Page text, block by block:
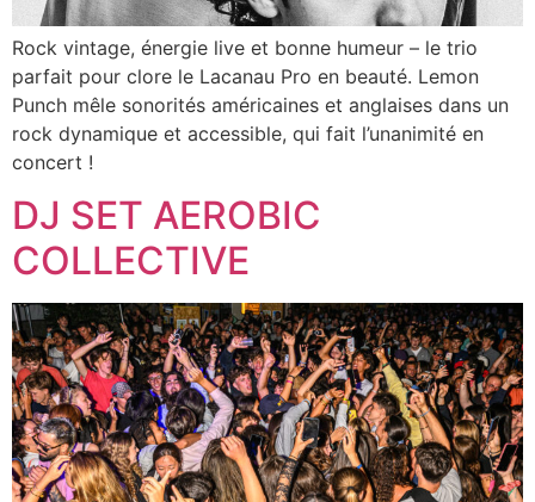
Rock vintage, énergie live et bonne humeur – le trio
parfait pour clore le Lacanau Pro en beauté. Lemon
Punch mêle sonorités américaines et anglaises dans un
rock dynamique et accessible, qui fait l’unanimité en
concert !
DJ SET AEROBIC
COLLECTIVE